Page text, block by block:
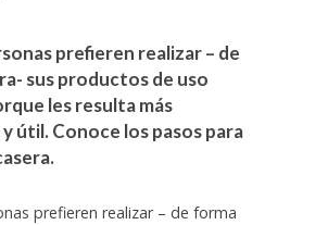
prefieren realizar – de
sus productos de uso
les resulta más
útil. Conoce los pasos para
prefieren realizar – de forma